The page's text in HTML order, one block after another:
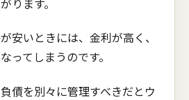
安いときには、金利が高く、
ってしまうのです。
債を別々に管理すべきだとウ